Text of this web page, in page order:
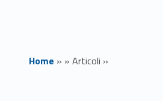
Home » » Articoli »